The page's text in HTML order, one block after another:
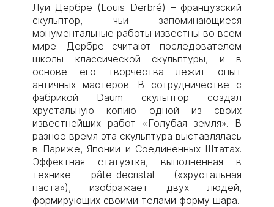
Луи Дербре (Louis Derbré) – французский
скульптор, чьи запоминающиеся
монументальные работы известны во всем
мире. Дербре считают последователем
школы классической скульптуры, и в
основе его творчества лежит опыт
античных мастеров. В сотрудничестве с
фабрикой Daum скульптор создал
хрустальную копию одной из своих
известнейших работ «Голубая земля». В
разное время эта скульптура выставлялась
в Париже, Японии и Соединенных Штатах.
Эффектная статуэтка, выполненная в
технике pâte-decristal («хрустальная
паста»), изображает двух людей,
формирующих своими телами форму шара.